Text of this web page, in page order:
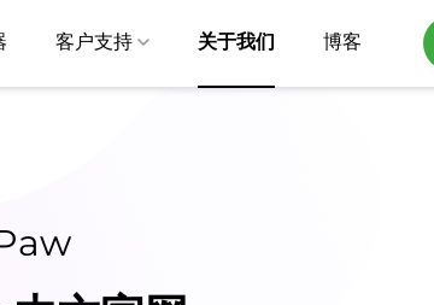
客户支持 关于我们 博客